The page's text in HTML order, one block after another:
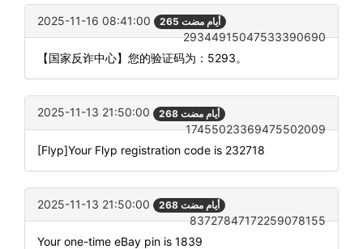
2025-11-16 08:41:00 265 أيام مضت
29344915047533390690
【国家反诈中心】您的验证码为：5293。
2025-11-13 21:50:00 268 أيام مضت
17455023369475502009
[Flyp]Your Flyp registration code is 232718
2025-11-13 21:50:00 268 أيام مضت
83727847172259078155
Your one-time eBay pin is 1839